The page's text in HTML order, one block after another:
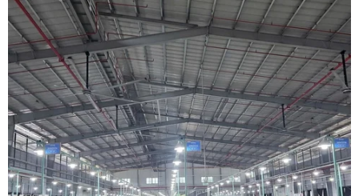
Ông Nguyễn Đức Thái, Viện trưởng Viện Kiểm sát Nhân dân
Thành phố Hồ Chí Minh phát biểu tại hội nghị. (Ảnh: Thành
Chung/TTXVN)
Ngày 25/4, Viện Kiểm sát nhân dân Thành phố